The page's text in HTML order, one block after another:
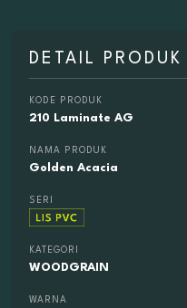
DETAIL PRODUK
KODE PRODUK
210 Laminate AG
NAMA PRODUK
Golden Acacia
SERI
KATEGORI
WOODGRAIN
WARNA